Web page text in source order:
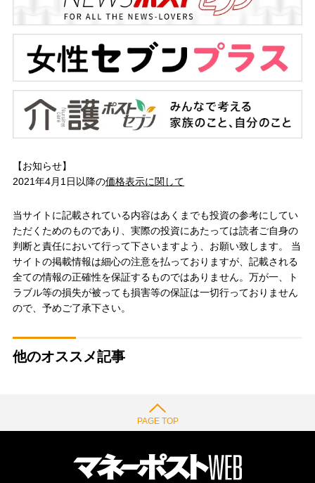
【お知らせ】
2021年4月1日以降の価格表示に関して
当サイトに記載されている内容はあくまでも投資の参考にしてい
ただくためのものであり、実際の投資にあたっては読者ご自身の
判断と責任において行って下さいますよう、お願い致します。 当
サイトの掲載情報は細心の注意を払っておりますが、記載される
全ての情報の正確性を保証するものではありません。万が一、ト
ラブル等の損失が被っても損害等の保証は一切行っておりません
ので、予めご了承下さい。
他のオススメ記事
PAGE TOP